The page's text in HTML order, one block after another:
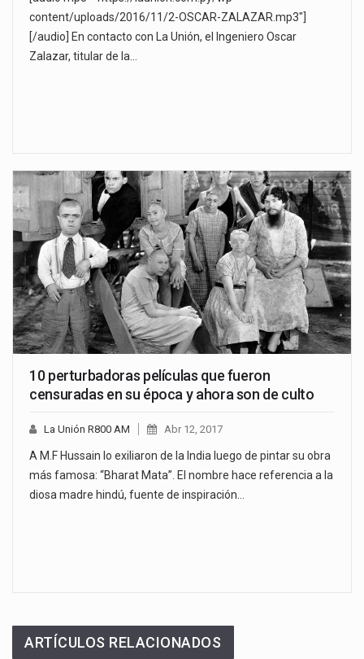
content/uploads/2016/11/2-OSCAR-ZALAZAR.mp3"]
[/audio] En contacto con La Unión, el Ingeniero Oscar
Zalazar, titular de la…
10 perturbadoras películas que fueron
censuradas en su época y ahora son de culto
La Unión R800 AM Abr 12, 2017
A M.F Hussain lo exiliaron de la India luego de pintar su obra
más famosa: “Bharat Mata”. El nombre hace referencia a la
diosa madre hindú, fuente de inspiración…
ARTÍCULOS RELACIONADOS